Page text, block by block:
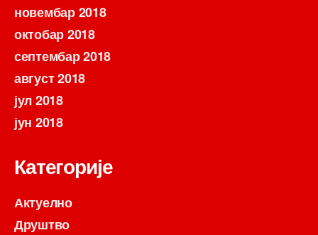
новембар 2018
октобар 2018
септембар 2018
август 2018
јул 2018
јун 2018
Категорије
Актуелно
Друштво